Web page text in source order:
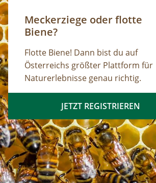
Meckerziege oder flotte
Biene?
Flotte Biene! Dann bist du auf
Österreichs größter Plattform für
Naturerlebnisse genau richtig.
JETZT REGISTRIEREN